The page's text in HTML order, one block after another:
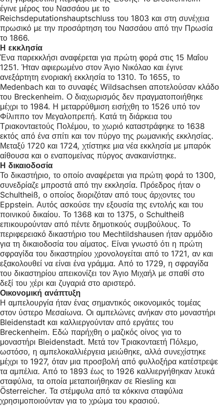
έγινε μέρος του Νασσάου με το
Reichsdeputationshauptschluss του 1803 και στη συνέχεια
πρωσικό με την προσάρτηση του Νασσάου από την Πρωσία
το 1866.
Η εκκλησία
Ένα παρεκκλήσι αναφέρεται για πρώτη φορά στις 15 Μαΐου
1251. Ήταν αφιερωμένο στον Άγιο Νικόλαο και έγινε
ανεξάρτητη ενοριακή εκκλησία το 1310. Το 1655, το
Medenbach και το συναφές Wildsachsen αποτελούσαν κλάδο
του Breckenheim. Ο διαχωρισμός δεν πραγματοποιήθηκε
μέχρι το 1984. Η μεταρρύθμιση εισήχθη το 1526 υπό τον
Φίλιππο τον Μεγαλοπρεπή. Κατά τη διάρκεια του
Τριακονταετούς Πολέμου, το χωριό καταστράφηκε το 1638
εκτός από ένα σπίτι και τον πύργο της ρωμανικής εκκλησίας.
Μεταξύ 1720 και 1724, χτίστηκε μια νέα εκκλησία με μπαρόκ
αίθουσα και ο εναπομείνας πύργος ανακαινίστηκε.
Η δικαιοδοσία
Το δικαστήριο, το οποίο αναφέρεται για πρώτη φορά το 1300,
συνεδρίαζε μπροστά από την εκκλησία. Πρόεδρος ήταν ο
Schultheiß, ο οποίος διοριζόταν από τους άρχοντες του
Eppstein. Αυτός ασκούσε την εξουσία της εντολής και του
ποινικού δικαίου. Το 1368 και το 1375, ο Schultheiß
επικουρούνταν από πέντε δημοτικούς συμβούλους. Το
περιφερειακό δικαστήριο του Mechtildshausen ήταν αρμόδιο
για τη δικαιοδοσία του αίματος. Είναι γνωστό ότι η πρώτη
σφραγίδα του δικαστηρίου χρονολογείται από το 1721, αν και
εξακολουθεί να είναι ένα γράμμα. Από το 1729, η σφραγίδα
του δικαστηρίου απεικονίζει τον Άγιο Μιχαήλ με σπαθί στο
δεξί του χέρι και ζυγαριά στο αριστερό.
Οικονομική ανάπτυξη
Η αμπελουργία ήταν ένας σημαντικός οικονομικός τομέας
στον ύστερο Μεσαίωνα. Οι αμπελώνες ανήκαν στο μοναστήρι
Bleidenstadt και καλλιεργούνταν από εργάτες του
Breckenheim. Εδώ παρήχθη ο μαζικός οίνος για το
μοναστήρι Bleidenstadt. Μετά τον Τριακονταετή Πόλεμο,
ωστόσο, η αμπελοκαλλιέργεια μειώθηκε, αλλά συνεχίστηκε
μέχρι το 1927, όταν μια προσβολή από φυλλοξήρα κατέστρεψε
τα αμπέλια. Από το 1893 έως το 1926 καλλιεργήθηκαν λευκά
σταφύλια, τα οποία μεταποιήθηκαν σε Riesling και
Österreicher. Τα στέμφυλα από τα κόκκινα σταφύλια
χρησιμοποιούνταν για το χρώμα του κρασιού.